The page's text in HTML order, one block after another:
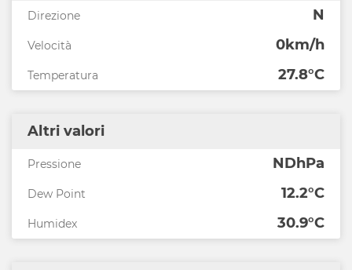
Direzione N
Velocità 0km/h
Temperatura 27.8°C
Altri valori
Pressione NDhPa
Dew Point 12.2°C
Humidex 30.9°C